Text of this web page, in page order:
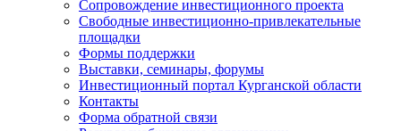
Сопровождение инвестиционного проекта
Свободные инвестиционно-привлекательные
площадки
Формы поддержки
Выставки, семинары, форумы
Инвестиционный портал Курганской области
Контакты
Форма обратной связи